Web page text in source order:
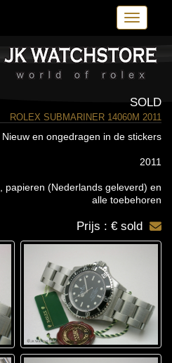
Toggle
SOLD
ROLEX SUBMARINER 14060M 2011
Nieuw en ongedragen in de stickers
2011
papieren (Nederlands geleverd) en
alle toebehoren
Prijs : € sold